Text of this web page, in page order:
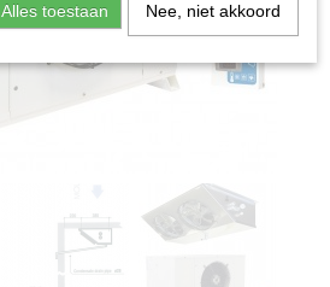
Alles toestaan Nee, niet akkoord